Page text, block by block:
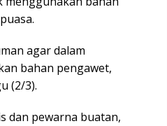
agar dalam
bahan pengawet,
(2/3).
dan pewarna buatan,